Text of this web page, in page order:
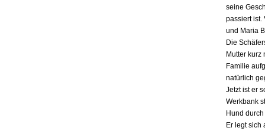
seine
passiert ist.
und Maria
Die
Mutter
Familie
natürlich
Jetzt ist er
Werkbank
Hund
Er legt sich